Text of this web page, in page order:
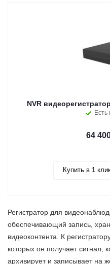
NVR
Есть
64
Купить в 1
Регистратор для
обеспечивающий запись,
видеоконтента. К
которых он получает сигнал,
архивирует и записывает на